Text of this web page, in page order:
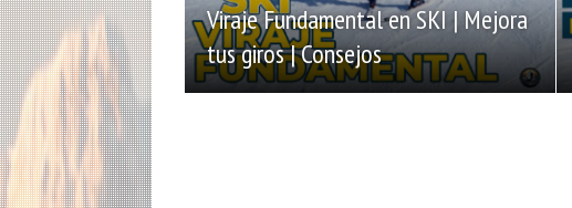
Viraje Fundamental en SKI | Mejora
tus giros | Consejos